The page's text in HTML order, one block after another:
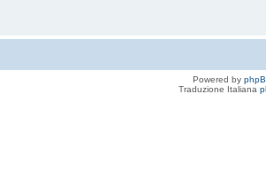
Powered by
Traduzione Italiana